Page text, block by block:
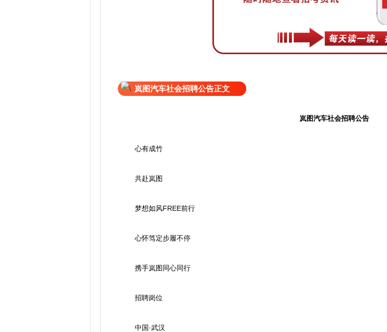
岚图汽车社会招聘公告正文
岚图汽车社会招聘公告
心有成竹
共赴岚图
梦想如风FREE前行
心怀笃定步履不停
携手岚图同心同行
招聘岗位
中国·武汉